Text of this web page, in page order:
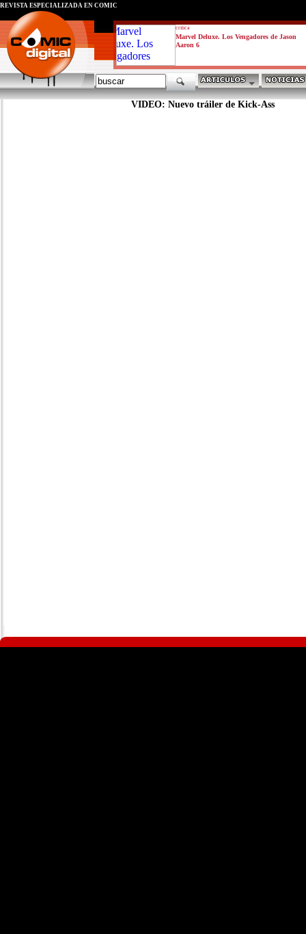
critica
Marvel Deluxe. Los Vengadores de Jason
Aaron 6
REVISTA ESPECIALIZADA EN CÓMIC
VIDEO: Nuevo tráiler de Kick-Ass